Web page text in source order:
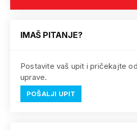
IMAŠ PITANJE?
Postavite vaš upit i pričekajte
uprave.
POŠALJI UPIT